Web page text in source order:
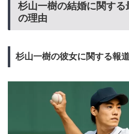
杉山一樹の結婚に関する
の理由
杉山一樹の彼女に関する報